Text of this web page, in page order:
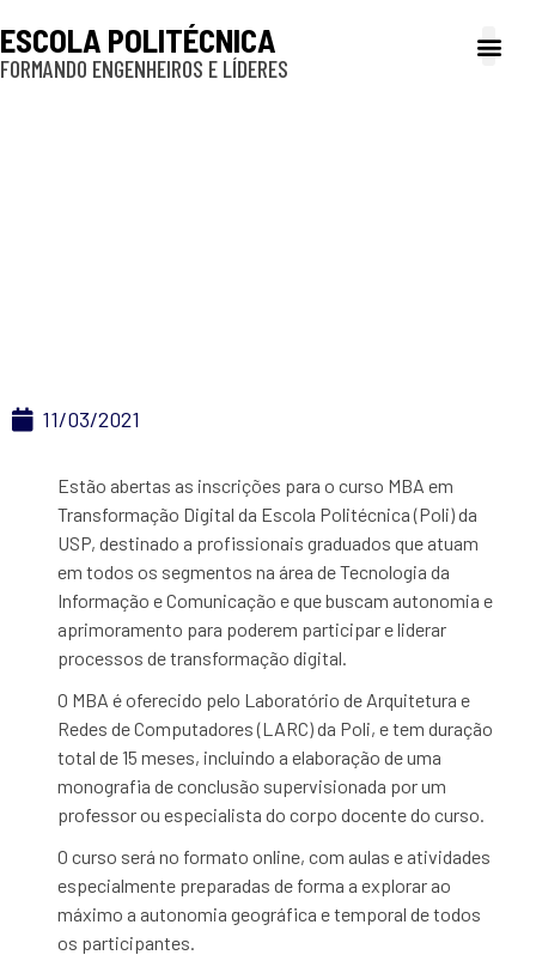
ESCOLA POLITÉCNICA
FORMANDO ENGENHEIROS E LÍDERES
11/03/2021
Estão abertas as inscrições para o curso MBA em
Transformação Digital da Escola Politécnica (Poli) da
USP, destinado a profissionais graduados que atuam
em todos os segmentos na área de Tecnologia da
Informação e Comunicação e que buscam autonomia e
aprimoramento para poderem participar e liderar
processos de transformação digital.
O MBA é oferecido pelo Laboratório de Arquitetura e
Redes de Computadores (LARC) da Poli, e tem duração
total de 15 meses, incluindo a elaboração de uma
monografia de conclusão supervisionada por um
professor ou especialista do corpo docente do curso.
O curso será no formato online, com aulas e atividades
especialmente preparadas de forma a explorar ao
máximo a autonomia geográfica e temporal de todos
os participantes.